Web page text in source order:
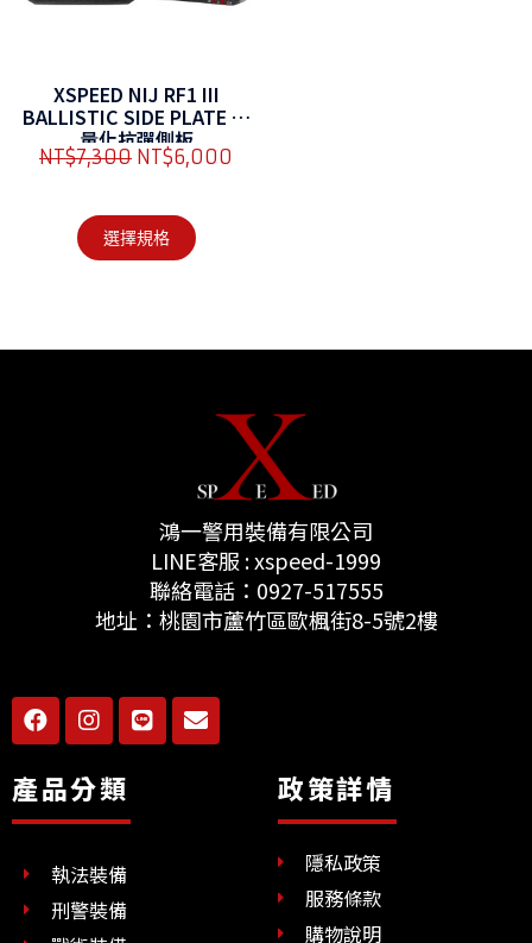
XSPEED NIJ RF1 III
BALLISTIC SIDE PLATE 輕
量化抗彈側板
NT$7,300 NT$6,000
選擇規格
鴻一警用裝備有限公司
LINE客服 : xspeed-1999
聯絡電話：0927-517555
地址：桃園市蘆竹區歐楓街8-5號2樓
F
a
c
e
b
o
I
n
s
t
a
g
a
m
L
i
n
E
n
v
產品分類
執法裝備
刑警裝備
政策詳情
隱私政策
服務條款
購物說明